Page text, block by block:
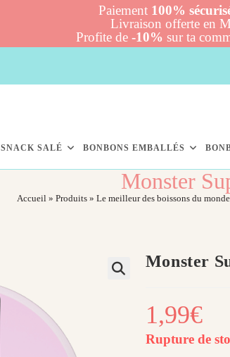
Paiement 100%
Livraison offerte en
Profite de -10% sur ta
SNACK SALÉ BONBONS EMBALLÉS
Monster
Accueil» Produits» Le meilleur des boissons du monde
Monster
1,99€
Rupture de